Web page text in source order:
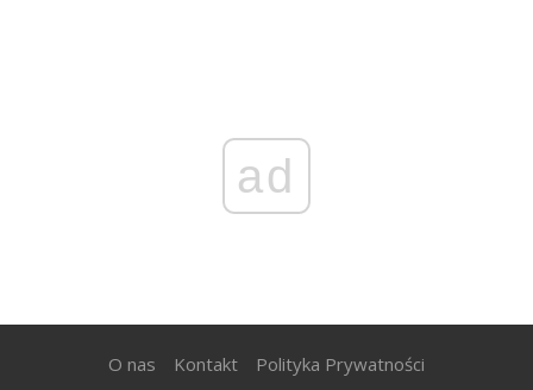
ad
O nas Kontakt Polityka Prywatności